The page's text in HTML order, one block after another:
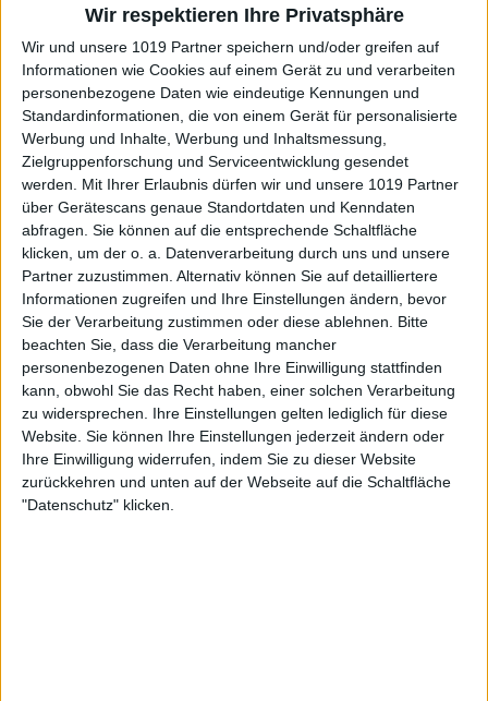
Wir respektieren Ihre Privatsphäre
Wir und unsere 1019 Partner speichern und/oder greifen auf
Informationen wie Cookies auf einem Gerät zu und verarbeiten
personenbezogene Daten wie eindeutige Kennungen und
Standardinformationen, die von einem Gerät für personalisierte
Werbung und Inhalte, Werbung und Inhaltsmessung,
Zielgruppenforschung und Serviceentwicklung gesendet
werden.
Mit Ihrer Erlaubnis dürfen wir und unsere 1019 Partner
über Gerätescans genaue Standortdaten und Kenndaten
abfragen. Sie können auf die entsprechende Schaltfläche
klicken, um der o. a. Datenverarbeitung durch uns und unsere
Partner zuzustimmen. Alternativ können Sie auf detailliertere
Informationen zugreifen und Ihre Einstellungen ändern, bevor
Sie der Verarbeitung zustimmen oder diese ablehnen.
Bitte
beachten Sie, dass die Verarbeitung mancher
personenbezogenen Daten ohne Ihre Einwilligung stattfinden
kann, obwohl Sie das Recht haben, einer solchen Verarbeitung
zu widersprechen. Ihre Einstellungen gelten lediglich für diese
Website. Sie können Ihre Einstellungen jederzeit ändern oder
Ihre Einwilligung widerrufen, indem Sie zu dieser Website
zurückkehren und unten auf der Webseite auf die Schaltfläche
"Datenschutz" klicken.